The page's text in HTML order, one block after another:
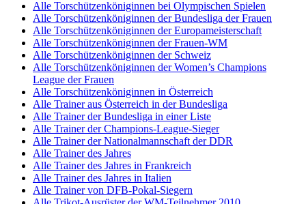
Alle Torschützenköniginnen bei Olympischen Spielen
Alle Torschützenköniginnen der Bundesliga der Frauen
Alle Torschützenköniginnen der Europameisterschaft
Alle Torschützenköniginnen der Frauen-WM
Alle Torschützenköniginnen der Schweiz
Alle Torschützenköniginnen der Women’s Champions
League der Frauen
Alle Torschützenköniginnen in Österreich
Alle Trainer aus Österreich in der Bundesliga
Alle Trainer der Bundesliga in einer Liste
Alle Trainer der Champions-League-Sieger
Alle Trainer der Nationalmannschaft der DDR
Alle Trainer des Jahres
Alle Trainer des Jahres in Frankreich
Alle Trainer des Jahres in Italien
Alle Trainer von DFB-Pokal-Siegern